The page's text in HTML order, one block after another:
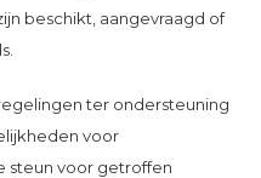
beschikt, aangevraagd of
ter ondersteuning
voor
steun voor getroffen